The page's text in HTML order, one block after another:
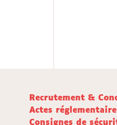
Recrutement &
Actes
Consignes de